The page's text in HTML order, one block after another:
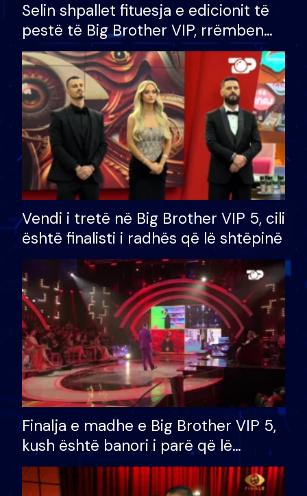
Selin shpallet fituesja e edicionit të
pestë të Big Brother VIP, rrëmben
çmimin e madh prej 100 mijë eurosh
Vendi i tretë në Big Brother VIP 5, cili
është finalisti i radhës që lë shtëpinë
Finalja e madhe e Big Brother VIP 5,
kush është banori i parë që lë
shtëpinë dhe humb mundësinë për
të fituar çmimin e madh